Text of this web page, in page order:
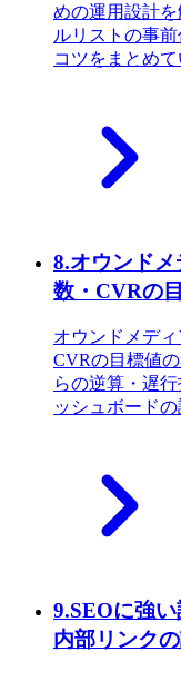
めの運用設計
ルリストの事
コツをまとめて
8.オウンド
数・CVRの
オウンドメデ
CVRの目標値
らの逆算・遅
ッシュボード
9.SEOに強
内部リンク